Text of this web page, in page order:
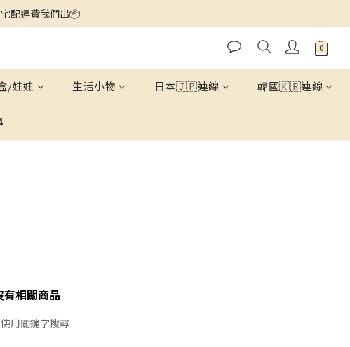
配運費我們出📦
/娃娃 生活小物 日本🇯🇵連線 韓國🇰🇷連線
相關商品
用關鍵字搜尋